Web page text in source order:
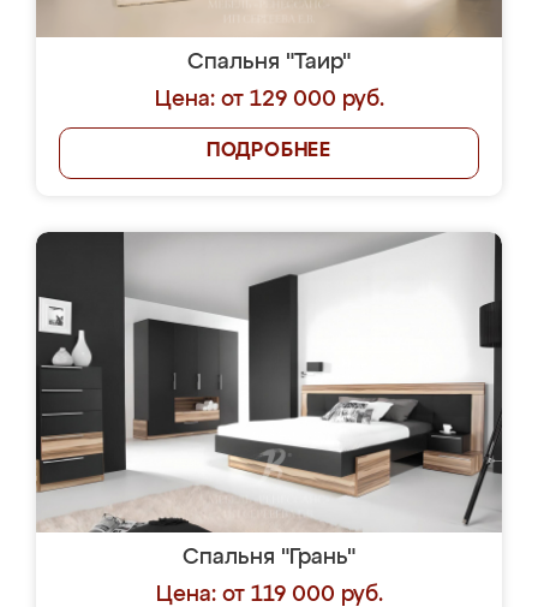
Спальня "Таир"
Цена: от 129 000 руб.
ПОДРОБНЕЕ
Спальня "Грань"
Цена: от 119 000 руб.